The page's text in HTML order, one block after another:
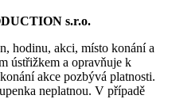
s.r.o.
hodinu, akci, místo konání a
ústřižkem a opravňuje k
akce pozbývá platnosti.
neplatnou. V případě